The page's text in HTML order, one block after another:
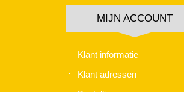
MIJN ACCOUNT
Klant informatie
Klant adressen